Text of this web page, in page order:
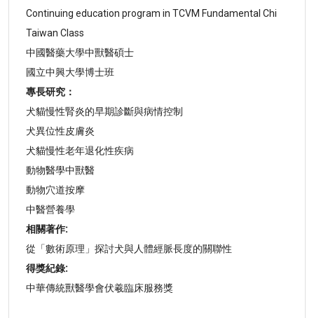
Continuing education program in TCVM Fundamental Chi
Taiwan Class
中國醫藥大學中獸醫碩士
國立中興大學博士班
專長研究：
犬貓慢性腎炎的早期診斷與病情控制
犬異位性皮膚炎
犬貓慢性老年退化性疾病
動物醫學中獸醫
動物穴道按摩
中醫營養學
相關著作:
從「數術原理」探討犬與人體經脈長度的關聯性
得獎紀錄:
中華傳統獸醫學會伏羲臨床服務獎